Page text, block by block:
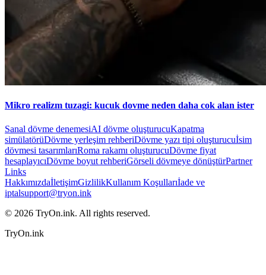
Mikro realizm tuzagi: kucuk dovme neden daha cok alan ister
Sanal dövme denemesiAI dövme oluşturucuKapatma
simülatörüDövme yerleşim rehberiDövme yazı tipi oluşturucuİsim
dövmesi tasarımlarıRoma rakamı oluşturucuDövme fiyat
hesaplayıcıDövme boyut rehberiGörseli dövmeye dönüştürPartner
Links
HakkımızdaİletişimGizlilikKullanım Koşullarıİade ve
iptalsupport@tryon.ink
© 2026 TryOn.ink. All rights reserved.
TryOn.ink